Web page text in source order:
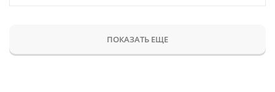
ПОКАЗАТЬ ЕЩЕ